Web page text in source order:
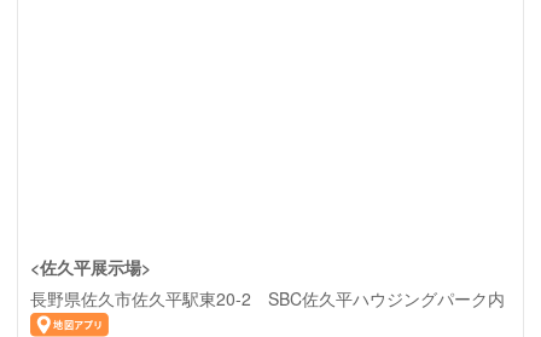
<佐久平展示場>
長野県佐久市佐久平駅東20-2 SBC佐久平ハウジングパーク内